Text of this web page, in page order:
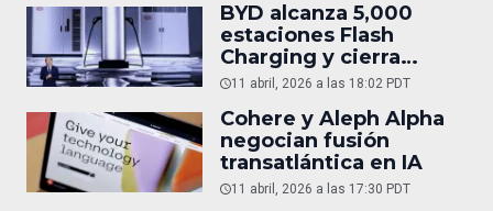
BYD alcanza 5,000
estaciones Flash
Charging y cierra
alianza con KFC
11 abril, 2026 a las 18:02 PDT
Cohere y Aleph Alpha
negocian fusión
transatlántica en IA
11 abril, 2026 a las 17:30 PDT